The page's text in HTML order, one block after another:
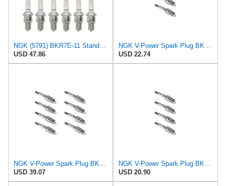
NGK (5791) BKR7E-11 Standard Spark Plug, Pack of (12)
USD 47.86
NGK V-Power Spark Plug BKR7E-11 (4 Pack) Compatible With ACURA INTEGRA GS-R 2001-2001 1.8L/1797cc
USD 22.74
NGK V-Power Spark Plug BKR7E-11 (8 Pack) for BMW X5 4.8IS 2005-2005 4.8L/4837cc
USD 39.07
NGK V-Power Spark Plug BKR7E-11 (4 Pack) Compatible With ACURA INTEGRA TYPE R 2001-2001 1.8L/1797cc
USD 20.90